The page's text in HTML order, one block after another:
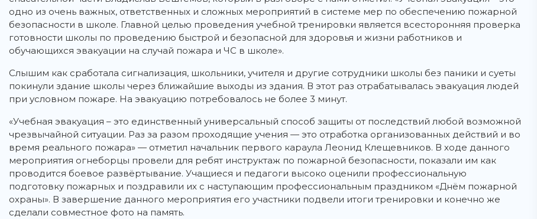
одно из очень важных, ответственных и сложных мероприятий в системе мер по обеспечению пожарной
безопасности в школе. Главной целью проведения учебной тренировки является всесторонняя проверка
готовности школы по проведению быстрой и безопасной для здоровья и жизни работников и
обучающихся эвакуации на случай пожара и ЧС в школе».
Слышим как сработала сигнализация, школьники, учителя и другие сотрудники школы без паники и суеты
покинули здание школы через ближайшие выходы из здания. В этот раз отрабатывалась эвакуация людей
при условном пожаре. На эвакуацию потребовалось не более 3 минут.
«Учебная эвакуация – это единственный универсальный способ защиты от последствий любой возможной
чрезвычайной ситуации. Раз за разом проходящие учения — это отработка организованных действий и во
время реального пожара» — отметил начальник первого караула Леонид Клещевников. В ходе данного
мероприятия огнеборцы провели для ребят инструктаж по пожарной безопасности, показали им как
проводится боевое развёртывание. Учащиеся и педагоги высоко оценили профессиональную
подготовку пожарных и поздравили их с наступающим профессиональным праздником «Днём пожарной
охраны». В завершение данного мероприятия его участники подвели итоги тренировки и конечно же
сделали совместное фото на память.